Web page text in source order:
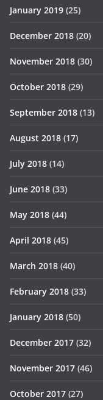
January 2019 (25)
December 2018 (20)
November 2018 (30)
October 2018 (29)
September 2018 (13)
August 2018 (17)
July 2018 (14)
June 2018 (33)
May 2018 (44)
April 2018 (45)
March 2018 (40)
February 2018 (33)
January 2018 (50)
December 2017 (32)
November 2017 (46)
October 2017 (27)